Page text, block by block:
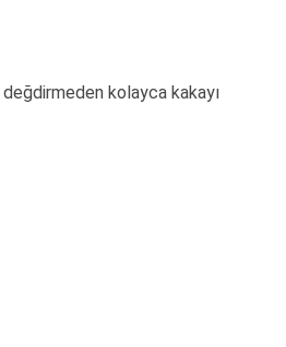
kolayca kakayı